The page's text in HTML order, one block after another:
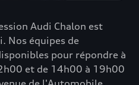
Audi Chalon est
Nos équipes de
pour répondre à
et de 14h00 à 19h00